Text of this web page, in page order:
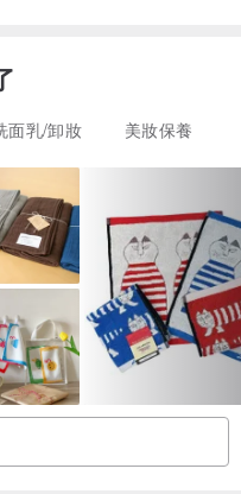
不含螢光劑、香精
吸水性極佳
檢測
肌膚
面乳/卸妝 美妝保養